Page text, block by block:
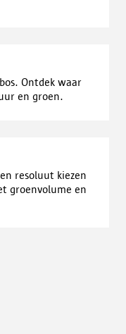
Ontdek waar
en groen.
resoluut kiezen
groenvolume en